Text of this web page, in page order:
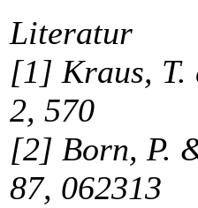
Literatur
[1] Kraus, T.
2, 570
[2] Born, P.
87, 062313